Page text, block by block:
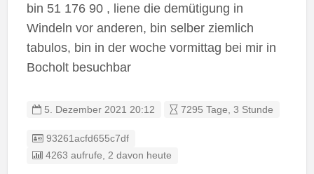
bin 51 176 90 , liene die demütigung in
Windeln vor anderen, bin selber ziemlich
tabulos, bin in der woche vormittag bei mir in
Bocholt besuchbar
5. Dezember 2021 20:12 7295 Tage, 3 Stunde
Listing ID
93261acfd655c7df
4263 aufrufe, 2 davon heute